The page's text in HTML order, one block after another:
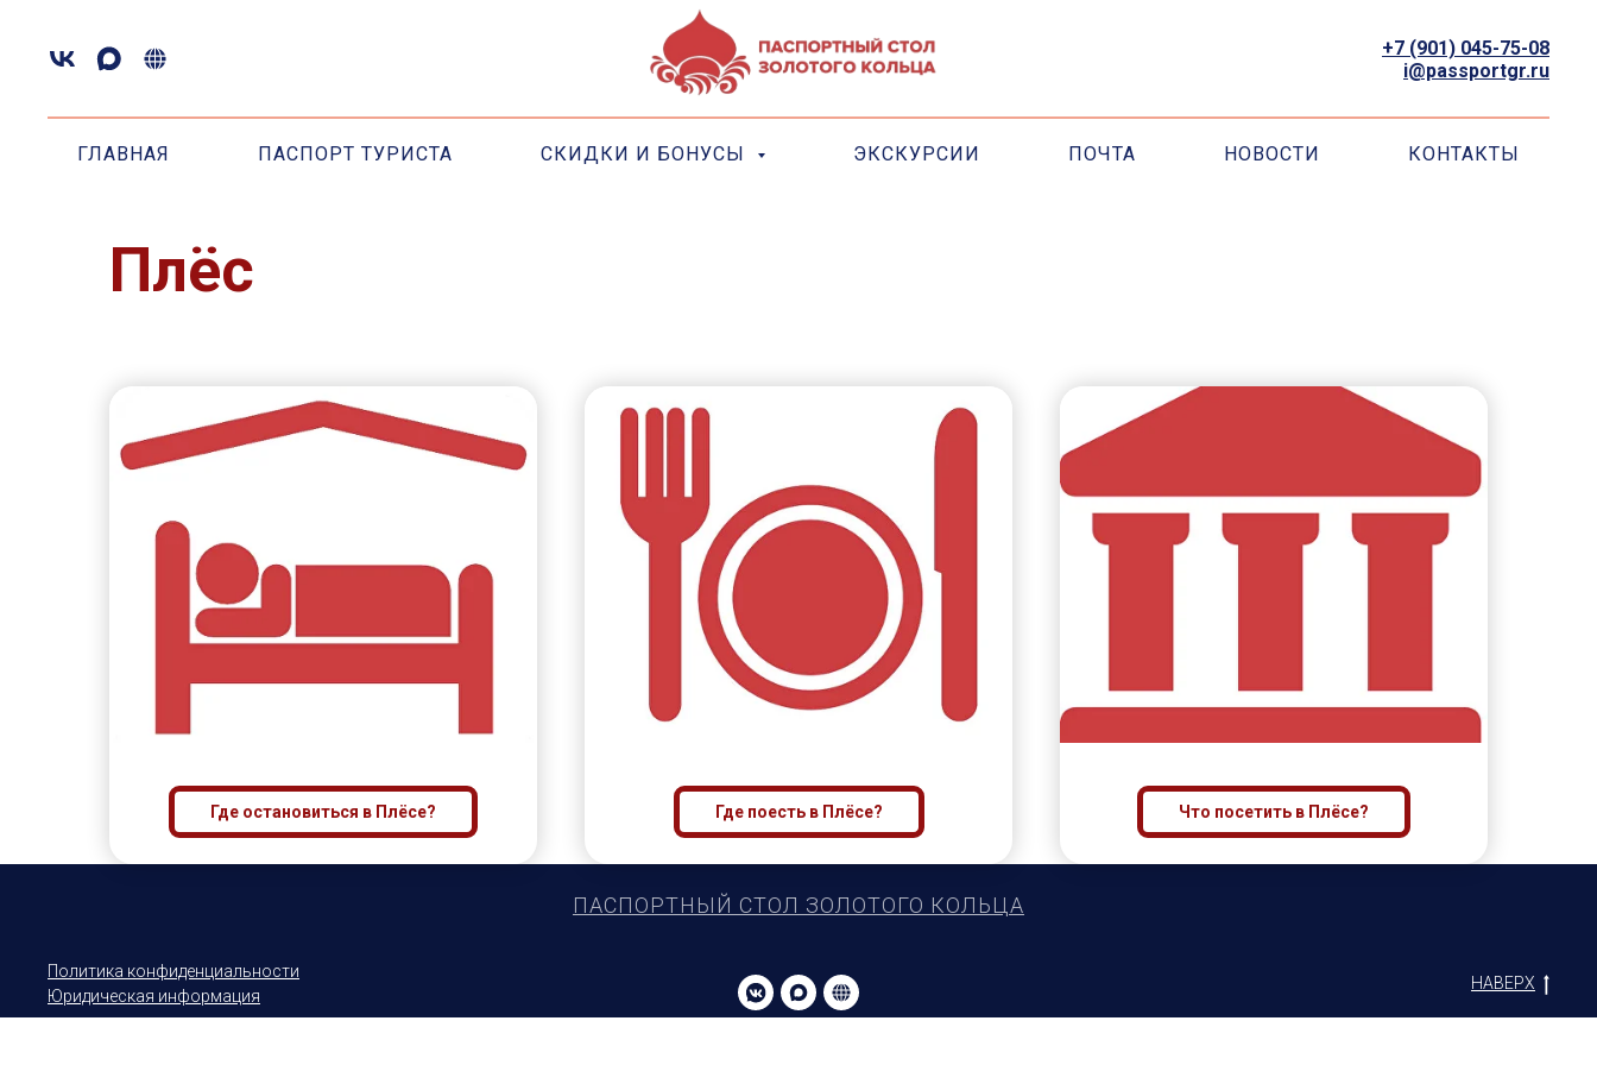
+7 (901) 045-75-08
i@passportgr.ru
ГЛАВНАЯ ПАСПОРТ ТУРИСТА СКИДКИ И БОНУСЫ ЭКСКУРСИИ ПОЧТА НОВОСТИ КОНТАКТЫ
Плёс
Где остановиться в Плёсе? Где поесть в Плёсе? Что посетить в Плёсе?
ПАСПОРТНЫЙ СТОЛ ЗОЛОТОГО КОЛЬЦА
Политика конфиденциальности
Юридическая информация
НАВЕРХ